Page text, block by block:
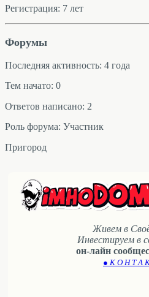
Регистрация: 7 лет
Форумы
Последняя активность: 4 года
Тем начато: 0
Ответов написано: 2
Роль форума: Участник
Пригород
Живем в
Инвестируем в
он-лайн
● К О Н Т А